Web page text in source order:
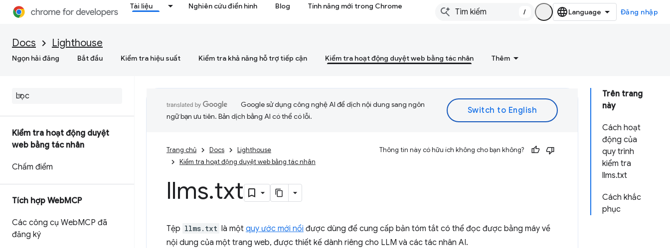
Tài liệu Nghiên cứu điển hình Blog Tính năng mới trong Chrome
/ Đăng nhập
Docs Lighthouse
Ngọn hải đăng Bắt đầu Kiểm tra hiệu suất Kiểm tra khả năng hỗ trợ tiếp cận Kiểm tra hoạt động duyệt web bằng tác nhân Thêm
Kiểm tra hoạt động duyệt
web bằng tác nhân
Chấm điểm
Tích hợp WebMCP
Các công cụ WebMCP đã
đăng ký
Trên trang
này
Cách hoạt
động của
quy trình
kiểm tra
llms.txt
Cách khắc
phục
Google sử dụng công nghệ AI để dịch nội dung sang ngôn
ngữ bạn ưu tiên. Bản dịch bằng AI có thể có lỗi.
Trang chủ Docs
Lighthouse
Kiểm tra hoạt động duyệt web bằng tác nhân
Thông tin này có hữu ích không cho bạn không?
llms.txt
Tệp llms.txt là một quy ước mới nổi được dùng để cung cấp bản tóm tắt có thể đọc được bằng máy về
nội dung của một trang web, được thiết kế dành riêng cho LLM và các tác nhân AI.